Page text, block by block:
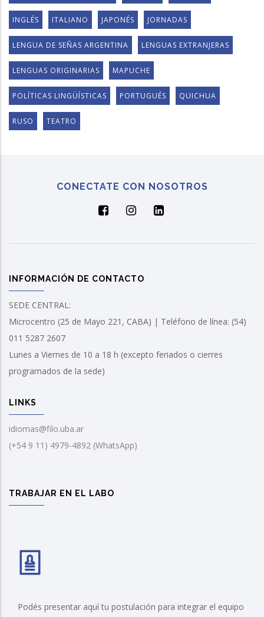
INGLÉS ITALIANO JAPONÉS JORNADAS
LENGUA DE SEÑAS ARGENTINA LENGUAS EXTRANJERAS
LENGUAS ORIGINARIAS MAPUCHE
POLÍTICAS LINGÜÍSTICAS PORTUGUÉS QUICHUA
RUSO TEATRO
CONECTATE CON NOSOTROS
INFORMACIÓN DE CONTACTO
SEDE CENTRAL:
Microcentro (25 de Mayo 221, CABA) | Teléfono de línea: (54)
011 5287 2607
Lunes a Viernes de 10 a 18 h (excepto feriados o cierres
programados de la sede)
LINKS
idiomas@filo.uba.ar
(+54 9 11) 4979-4892 (WhatsApp)
TRABAJAR EN EL LABO
Podés presentar aquí tu postulación para integrar el equipo